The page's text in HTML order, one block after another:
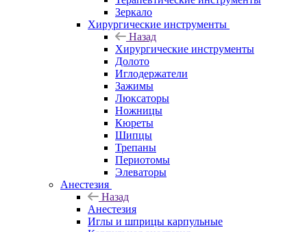
Зеркало
Хирургические инструменты
Назад
Хирургические инструменты
Долото
Иглодержатели
Зажимы
Люксаторы
Ножницы
Кюреты
Шипцы
Трепаны
Периотомы
Элеваторы
Анестезия
Назад
Анестезия
Иглы и шприцы карпульные